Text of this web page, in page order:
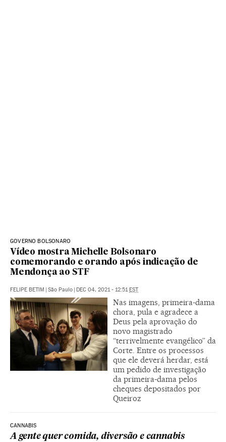
GOVERNO BOLSONARO
Vídeo mostra Michelle Bolsonaro
comemorando e orando após indicação de
Mendonça ao STF
FELIPE BETIM São Paulo DEC 04, 2021 - 12:51 EST
Nas imagens, primeira-dama
chora, pula e agradece a
Deus pela aprovação do
novo magistrado
“terrivelmente evangélico” da
Corte. Entre os processos
que ele deverá herdar, está
um pedido de investigação
da primeira-dama pelos
cheques depositados por
Queiroz
CANNABIS
A gente quer comida, diversão e cannabis